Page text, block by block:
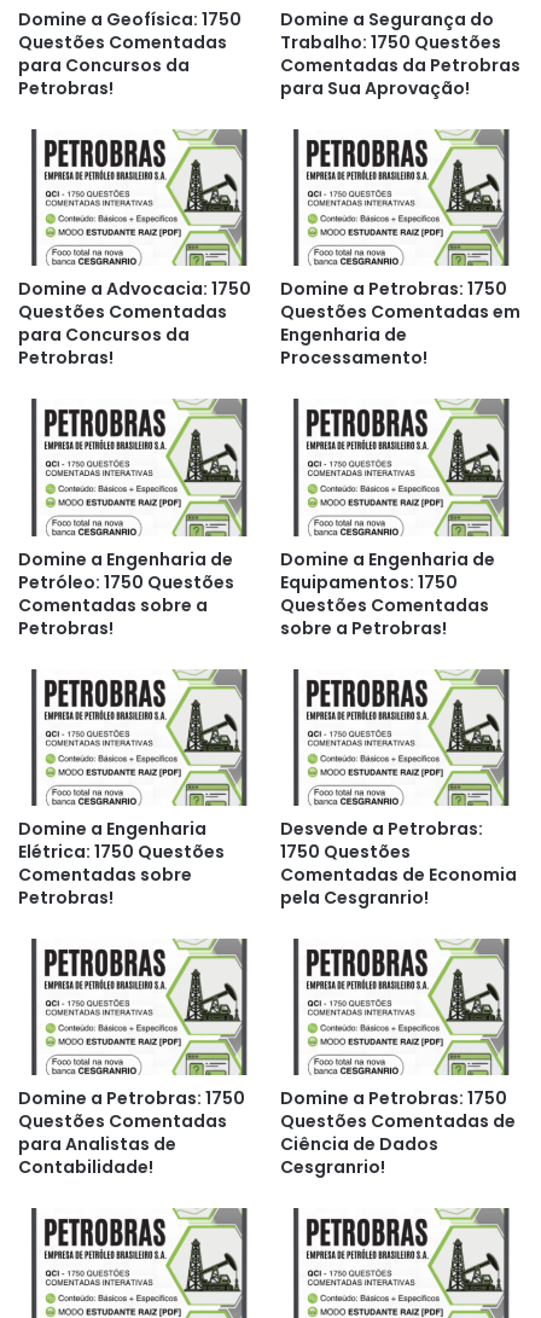
Domine a Geofísica: 1750
Questões Comentadas
para Concursos da
Petrobras!
Domine a Segurança do
Trabalho: 1750 Questões
Comentadas da Petrobras
para Sua Aprovação!
Domine a Advocacia: 1750
Questões Comentadas
para Concursos da
Petrobras!
Domine a Petrobras: 1750
Questões Comentadas em
Engenharia de
Processamento!
Domine a Engenharia de
Petróleo: 1750 Questões
Comentadas sobre a
Petrobras!
Domine a Engenharia de
Equipamentos: 1750
Questões Comentadas
sobre a Petrobras!
Domine a Engenharia
Elétrica: 1750 Questões
Comentadas sobre
Petrobras!
Desvende a Petrobras:
1750 Questões
Comentadas de Economia
pela Cesgranrio!
Domine a Petrobras: 1750
Questões Comentadas
para Analistas de
Contabilidade!
Domine a Petrobras: 1750
Questões Comentadas de
Ciência de Dados
Cesgranrio!